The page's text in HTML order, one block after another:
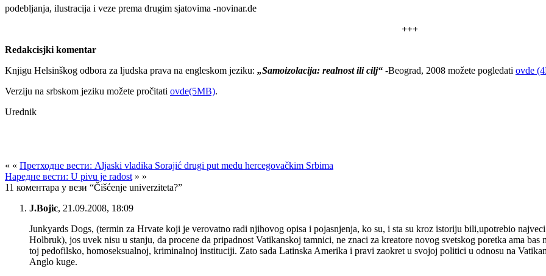
podebljanja, ilustracija i veze prema drugim sjatovima -novinar.de
+++
Redakcisjki komentar
Knjigu Helsinškog odbora za ljudska prava na engleskom jeziku: „Samoizolacija: realnost ili cilj“ -Beograd, 2008 možete pogledati ovde
Verziju na srbskom jeziku možete pročitati ovde(5MB).
Urednik
« « Претходне вести: Aljaski vladika Sorajić drugi put među hercegovačkim Srbima
Наредне вести: U pivu je radost » »
11 коментара у вези “Čišćenje univerziteta?”
J.Bojic, 21.09.2008, 18:09
Junkyards Dogs, (termin za Hrvate koji je verovatno radi njihovog opisa i pojasnjenja, ko su, i sta su kroz istoriju bili,upotrebio
Holbruk), jos uvek nisu u stanju, da procene da pripadnost Vatikanskoj tamnici, ne znaci za kreatore novog svetskog poretka ama
toj pedofilsko, homoseksualnoj, kriminalnoj instituciji. Zato sada Latinska Amerika i pravi zaokret u svojoj politici u odnosu na
Anglo kuge.